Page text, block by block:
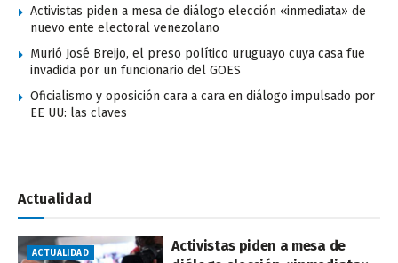
Activistas piden a mesa de diálogo elección «inmediata» de
nuevo ente electoral venezolano
Murió José Breijo, el preso político uruguayo cuya casa fue
invadida por un funcionario del GOES
Oficialismo y oposición cara a cara en diálogo impulsado por
EE UU: las claves
Actualidad
ACTUALIDAD
Activistas piden a mesa de